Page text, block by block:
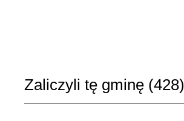
Zaliczyli tę gminę (428)